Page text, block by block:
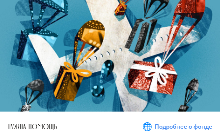
Подробнее о фонде
Покупайте билеты,
Арендуйте автомобили,